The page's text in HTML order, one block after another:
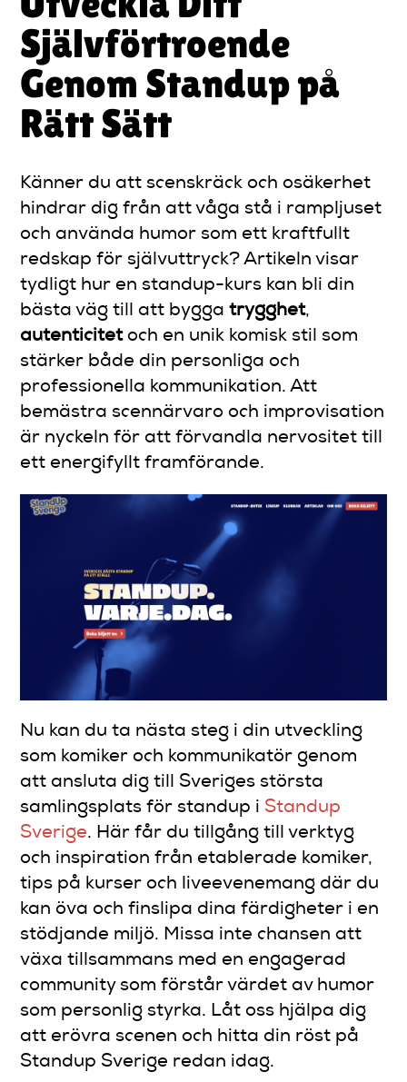
Självförtroende
Genom Standup på
Rätt Sätt
Känner du att scenskräck och osäkerhet
hindrar dig från att våga stå i rampljuset
och använda humor som ett kraftfullt
redskap för självuttryck? Artikeln visar
tydligt hur en standup-kurs kan bli din
bästa väg till att byggatrygghet,
autenticitetoch en unik komisk stil som
stärker både din personliga och
professionella kommunikation. Att
bemästra scennärvaro och improvisation
är nyckeln för att förvandla nervositet till
ett energifyllt framförande.
Nu kan du ta nästa steg i din utveckling
som komiker och kommunikatör genom
att ansluta dig till Sveriges största
samlingsplats för standup i Standup
Sverige. Här får du tillgång till verktyg
och inspiration från etablerade komiker,
tips på kurser och liveevenemang där du
kan öva och finslipa dina färdigheter i en
stödjande miljö. Missa inte chansen att
växa tillsammans med en engagerad
community som förstår värdet av humor
som personlig styrka. Låt oss hjälpa dig
att erövra scenen och hitta din röst på
Standup Sverige redan idag.